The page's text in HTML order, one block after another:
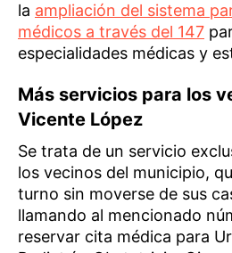
la ampliación del sistema
médicos a través del 147
especialidades médicas y
Más servicios para los
Vicente López
Se trata de un servicio
los vecinos del municipio,
turno sin moverse de sus
llamando al mencionado
reservar cita médica para